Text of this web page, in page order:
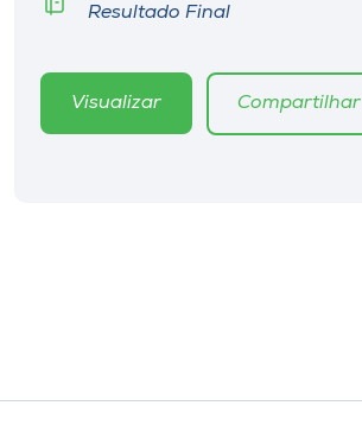
Resultado Final
Visualizar Compartilhar